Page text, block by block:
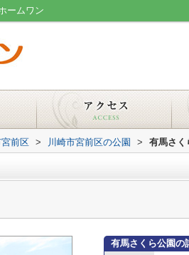
ームワン
宮前区 > 川崎市宮前区の公園 > 有馬さく
有馬さくら公園の